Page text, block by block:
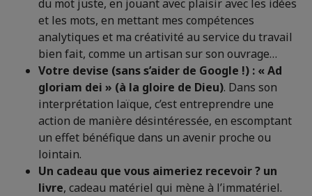
du mot juste, en jouant avec plaisir avec les idées
et les mots, en mettant mes compétences
analytiques et ma créativité au service du travail
bien fait, comme un artisan sur son ouvrage…
Votre devise (sans s’aider de Google !) : « Ad
gloriam dei » (à la gloire de Dieu). Dans son
interprétation laïque, c’est entreprendre une
action de manière désintéressée, en escomptant
un effet bénéfique dans un avenir proche ou
lointain.
Un cadeau que vous aimeriez recevoir ? un
livre, cadeau matériel qui mène à l’immatériel.